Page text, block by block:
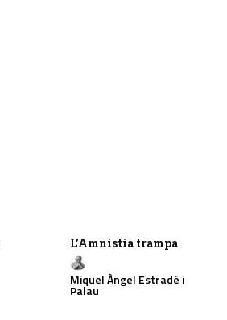
L’Amnistia trampa
Miquel Àngel Estradé i
Palau